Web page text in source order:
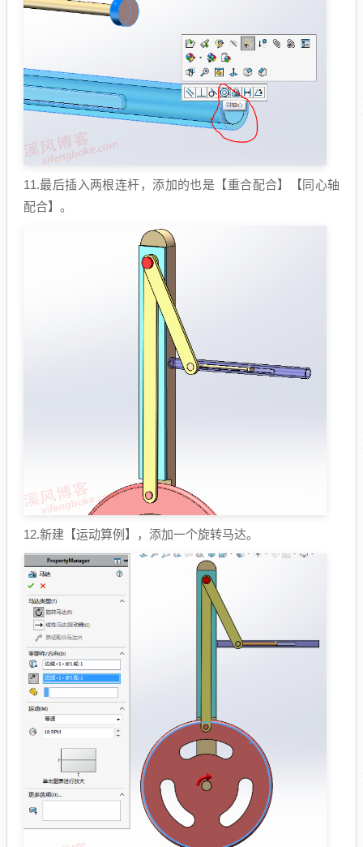
11.最后插入两根连杆，添加的也是【重合配合】【同心轴
配合】。
12.新建【运动算例】，添加一个旋转马达。